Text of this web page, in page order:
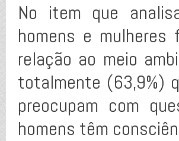
No item que
homens e mulheres
relação ao meio
totalmente (63,9%)
preocupam com
homens têm